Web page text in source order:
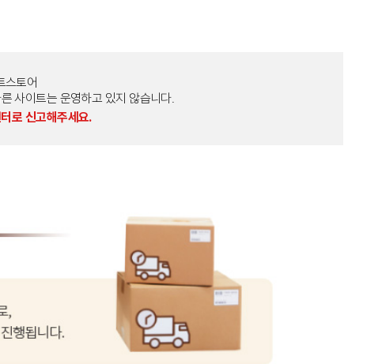
스토어
사이트는 운영하고 있지 않습니다.
로 신고해주세요.